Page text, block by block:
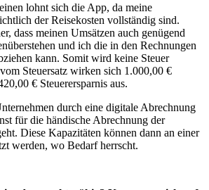
lohnt sich die App, da meine
der Reisekosten vollständig sind.
dass meinen Umsätzen auch genügend
und ich die in den Rechnungen
kann. Somit wird keine Steuer
Steuersatz wirken sich 1.000,00 €
€ Steuerersparnis aus.
durch eine digitale Abrechnung
für die händische Abrechnung der
Diese Kapazitäten können dann an einer
werden, wo Bedarf herrscht.